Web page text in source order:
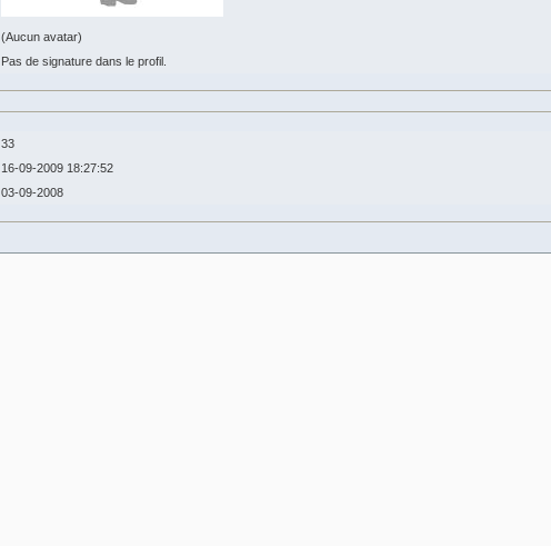
(Aucun avatar)
Pas de signature dans le profil.
33
16-09-2009 18:27:52
03-09-2008